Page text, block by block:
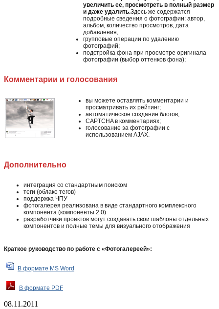
увеличить ее, просмотреть в полный размер
и даже удалить.Здесь же содержатся
подробные сведения о фотографии: автор,
альбом, количество просмотров, дата
добавления;
групповые операции по удалению
фотографий;
подстройка фона при просмотре оригинала
фотографии (выбор оттенков фона);
Комментарии и голосования
вы можете оставлять комментарии и
просматривать их рейтинг;
автоматическое создание блогов;
CAPTCHA в комментариях;
голосование за фотографии с
использованием AJAX.
Дополнительно
интеграция со стандартным поиском
теги (облако тегов)
поддержка ЧПУ
фотогалерея реализована в виде стандартного комплексного
компонента (компоненты 2.0)
разработчики проектов могут создавать свои шаблоны отдельных
компонентов и полные темы для визуального отображения
Краткое руководство по работе с «Фотогалереей»:
В формате MS Word
В формате PDF
08.11.2011